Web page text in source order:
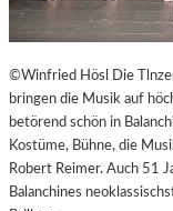
©Winfried Hösl Die
bringen die Musik auf
betörend schön in
Kostüme, Bühne, die
Robert Reimer. Auch 51
Balanchines